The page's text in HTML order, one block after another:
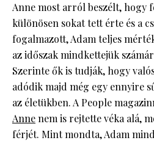
Anne most arról beszélt, hogy
különösen sokat tett érte és a
fogalmazott, Adam teljes
az időszak mindkettejük
Szerinte ők is tudják, hogy
adódik majd még egy ennyire
az életükben. A People
Annenem is rejtette véka alá,
férjét. Mint mondta, Adam